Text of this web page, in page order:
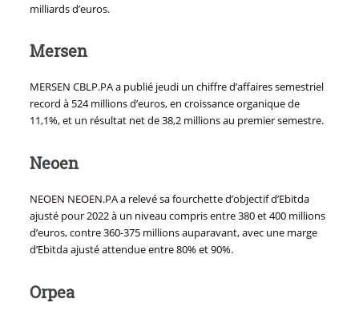
milliards d’euros.
Mersen
MERSEN CBLP.PA a publié jeudi un chiffre d’affaires semestriel
record à 524 millions d’euros, en croissance organique de
11,1%, et un résultat net de 38,2 millions au premier semestre.
Neoen
NEOEN NEOEN.PA a relevé sa fourchette d’objectif d’Ebitda
ajusté pour 2022 à un niveau compris entre 380 et 400 millions
d’euros, contre 360-375 millions auparavant, avec une marge
d’Ebitda ajusté attendue entre 80% et 90%.
Orpea